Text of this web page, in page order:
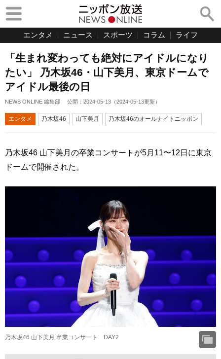
エンタメ ニュース スポーツ コラム ライフ
「生まれ変わっても絶対にアイドルになり
たい」 乃木坂46・山下美月、東京ドームで
アイドル最後の日
NEWS ONLINE 編集部 公開： 2024-05-13 （2024-05-13更新）
エンタメ 乃木坂46 山下美月 乃木坂46のオールナイトニッポン
乃木坂46 山下美月の卒業コンサートが5月11〜12日に東京
ドームで開催された。
乃木坂46 山下美月 卒業コンサート DAY2